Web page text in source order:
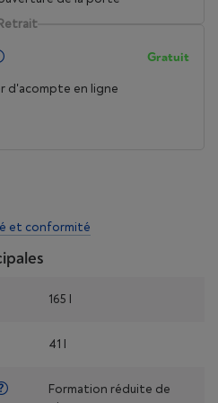
Retrait
Gratuit
d'acompte en ligne
et conformité
165 l
41 l
Formation réduite de